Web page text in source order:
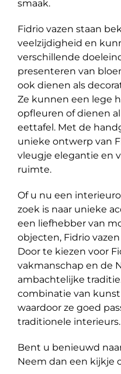
smaak.
Fidrio vazen staan
veelzijdigheid en
verschillende
presenteren van
ook dienen als
Ze kunnen een lege
opfleuren of dienen
eettafel. Met de
unieke ontwerp van
vleugje elegantie en
ruimte.
Of u nu een
zoek is naar unieke
een liefhebber van
objecten, Fidrio
Door te kiezen voor
vakmanschap en de
ambachtelijke
combinatie van
waardoor ze goed
traditionele interieurs.
Bent u benieuwd
Neem dan een kijkje